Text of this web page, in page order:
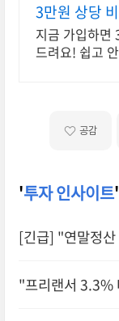
3만원 상당
무사고 거래
지금 가입하면
드려요! 쉽고
공감
'투자 인사이트'
[긴급] "연말정
"프리랜서 3.3%